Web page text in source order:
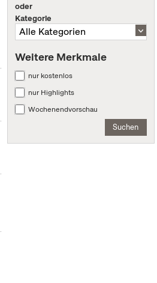
oder
Kategorie
Weitere Merkmale
nur kostenlos
nur Highlights
Wochenendvorschau
Suchen